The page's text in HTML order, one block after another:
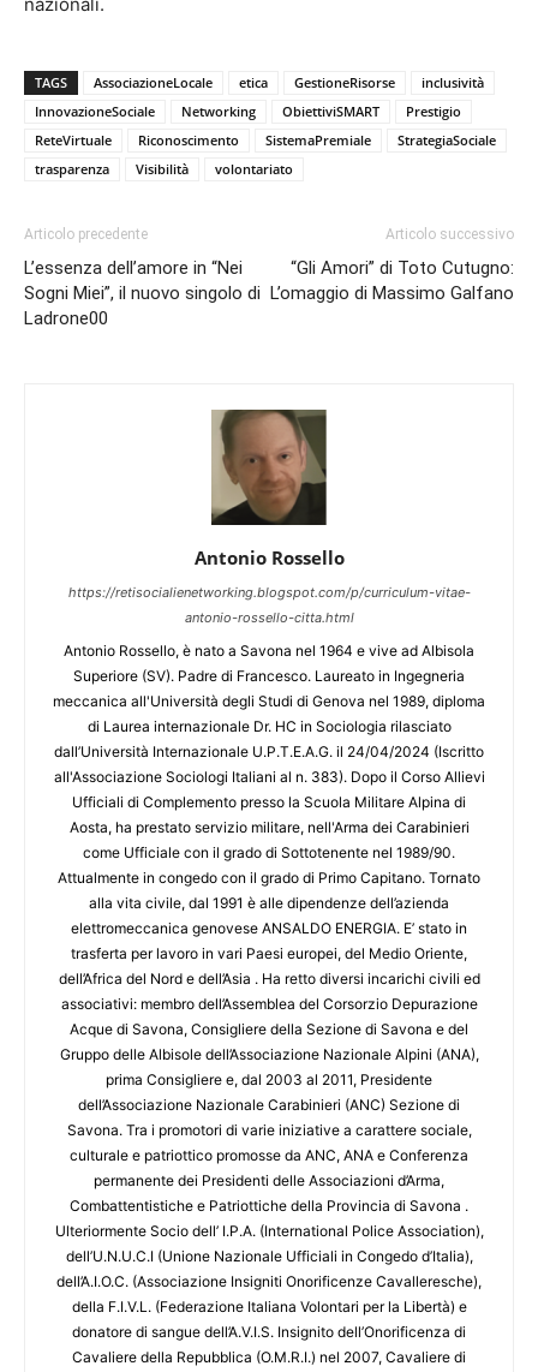
TAGS AssociazioneLocale etica GestioneRisorse
inclusività
InnovazioneSociale
Networking ObiettiviSMART
Prestigio
ReteVirtuale
Riconoscimento SistemaPremiale
StrategiaSociale
trasparenza
Visibilità volontariato
Articolo precedente
L’essenza dell’amore in “Nei
Sogni Miei”, il nuovo singolo di
Ladrone00
Articolo successivo
“Gli Amori” di Toto Cutugno:
L’omaggio di Massimo Galfano
Antonio Rossello
https://retisocialienetworking.blogspot.com/p/curriculum-vitae-
antonio-rossello-citta.html
Antonio Rossello, è nato a Savona nel 1964 e vive ad Albisola
Superiore (SV). Padre di Francesco. Laureato in Ingegneria
meccanica all'Università degli Studi di Genova nel 1989, diploma
di Laurea internazionale Dr. HC in Sociologia rilasciato
dall’Università Internazionale U.P.T.E.A.G. il 24/04/2024 (Iscritto
all'Associazione Sociologi Italiani al n. 383). Dopo il Corso Allievi
Ufficiali di Complemento presso la Scuola Militare Alpina di
Aosta, ha prestato servizio militare, nell'Arma dei Carabinieri
come Ufficiale con il grado di Sottotenente nel 1989/90.
Attualmente in congedo con il grado di Primo Capitano. Tornato
alla vita civile, dal 1991 è alle dipendenze dell’azienda
elettromeccanica genovese ANSALDO ENERGIA. E’ stato in
trasferta per lavoro in vari Paesi europei, del Medio Oriente,
dell’Africa del Nord e dell’Asia . Ha retto diversi incarichi civili ed
associativi: membro dell’Assemblea del Corsorzio Depurazione
Acque di Savona, Consigliere della Sezione di Savona e del
Gruppo delle Albisole dell’Associazione Nazionale Alpini (ANA),
prima Consigliere e, dal 2003 al 2011, Presidente
dell’Associazione Nazionale Carabinieri (ANC) Sezione di
Savona. Tra i promotori di varie iniziative a carattere sociale,
culturale e patriottico promosse da ANC, ANA e Conferenza
permanente dei Presidenti delle Associazioni d’Arma,
Combattentistiche e Patriottiche della Provincia di Savona .
Ulteriormente Socio dell’ I.P.A. (International Police Association),
dell’U.N.U.C.I (Unione Nazionale Ufficiali in Congedo d’Italia),
dell’A.I.O.C. (Associazione Insigniti Onorificenze Cavalleresche),
della F.I.V.L. (Federazione Italiana Volontari per la Libertà) e
donatore di sangue dell’A.V.I.S. Insignito dell’Onorificenza di
Cavaliere della Repubblica (O.M.R.I.) nel 2007, Cavaliere di